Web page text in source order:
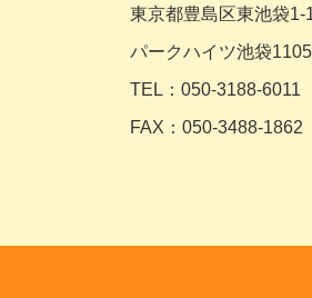
東京都豊島区東池袋1-
パークハイツ池袋1105
TEL：050-3188-6011
FAX：050-3488-1862